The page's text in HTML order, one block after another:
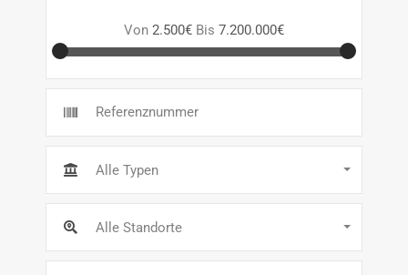
Von 2.500€ Bis 7.200.000€
Alle Typen
Alle Standorte